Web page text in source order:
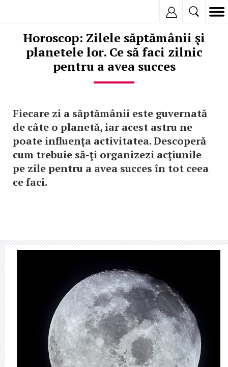
Horoscop: Zilele săptămânii şi
planetele lor. Ce să faci zilnic
pentru a avea succes
Fiecare zi a săptămânii este guvernată
de câte o planetă, iar acest astru ne
poate influenţa activitatea. Descoperă
cum trebuie să-ţi organizezi acţiunile
pe zile pentru a avea succes în tot ceea
ce faci.